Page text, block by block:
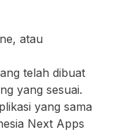
atau
telah dibuat
yang sesuai.
yang sama
Next Apps